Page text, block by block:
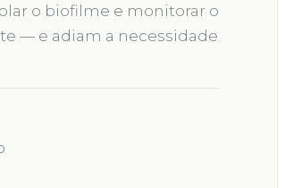
o biofilme e monitorar o
— e adiam a necessidade